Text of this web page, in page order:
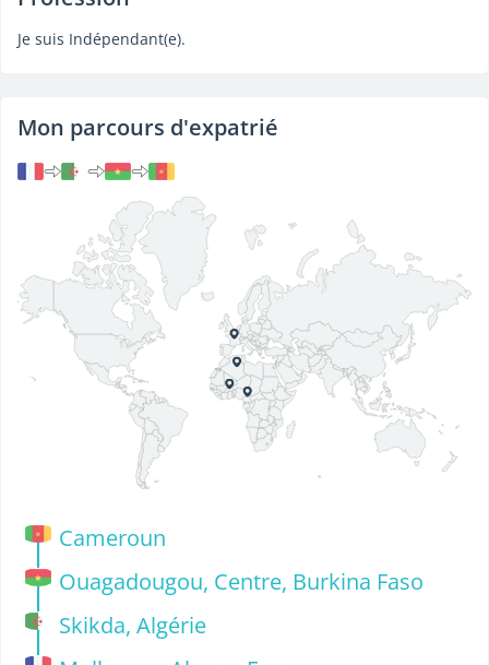
Je suis Indépendant(e).
Mon parcours d'expatrié
Cameroun
Ouagadougou, Centre, Burkina Faso
Skikda, Algérie